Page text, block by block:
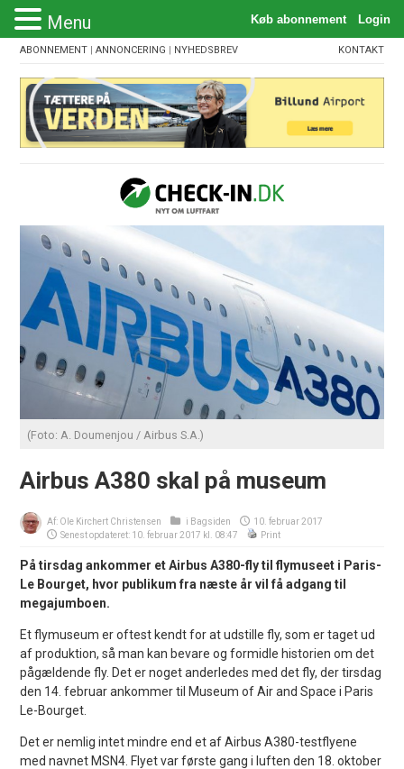
ABONNEMENT |ANNONCERING | NYHEDSBREV KONTAKT
(Foto: A. Doumenjou / Airbus S.A.)
Airbus A380 skal på museum
Af: Ole Kirchert Christensen i Bagsiden
10. februar 2017
Senest opdateret: 10. februar 2017 kl. 08:47
Print
På tirsdag ankommer et Airbus A380-fly til flymuseet i Paris-
Le Bourget, hvor publikum fra næste år vil få adgang til
megajumboen.
Et flymuseum er oftest kendt for at udstille fly, som er taget ud
af produktion, så man kan bevare og formidle historien om det
pågældende fly. Det er noget anderledes med det fly, der tirsdag
den 14. februar ankommer til Museum of Air and Space i Paris
Le-Bourget.
Det er nemlig intet mindre end et af Airbus A380-testflyene
med navnet MSN4. Flyet var første gang i luften den 18. oktober
Menu